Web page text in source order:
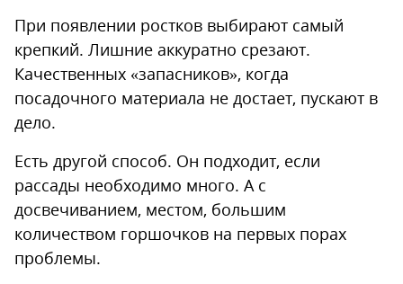
При появлении ростков выбирают самый
крепкий. Лишние аккуратно срезают.
Качественных «запасников», когда
посадочного материала не достает, пускают в
дело.
Есть другой способ. Он подходит, если
рассады необходимо много. А с
досвечиванием, местом, большим
количеством горшочков на первых порах
проблемы.